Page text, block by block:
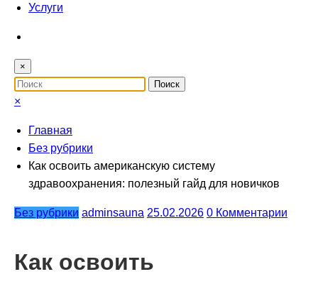
Услуги
×
×
Главная
Без рубрики
Как освоить американскую систему
здравоохранения: полезный гайд для новичков
Без рубрики adminsauna 25.02.2026 0 Комментарии
Как освоить